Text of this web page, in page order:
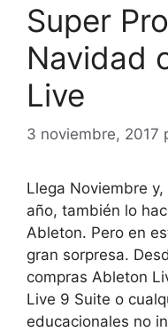
Super
Navidad
Live
3 noviembre, 2017
Llega Noviembre
año, también lo
Ableton. Pero en
gran sorpresa.
compras Ableton
Live 9 Suite o
educacionales no